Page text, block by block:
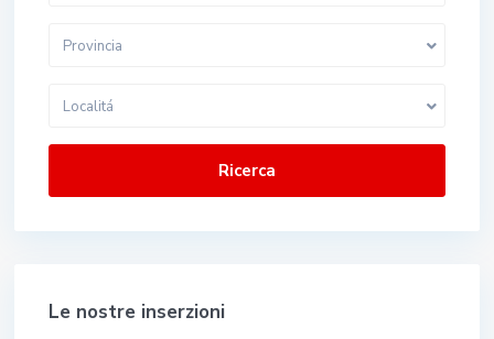
Provincia
Localitá
Ricerca
Le nostre inserzioni